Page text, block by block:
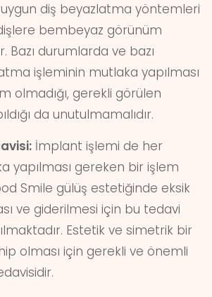
uygun diş beyazlatma yöntemleri
bembeyaz görünüm
Bazı durumlarda ve bazı
işleminin mutlaka yapılması
olmadığı, gerekli görülen
da unutulmamalıdır.
İmplant işlemi de her
yapılması gereken bir işlem
Smile gülüş estetiğinde eksik
ve giderilmesi için bu tedavi
Estetik ve simetrik bir
olması için gerekli ve önemli